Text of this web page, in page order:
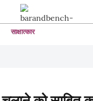
साक्षात्कार